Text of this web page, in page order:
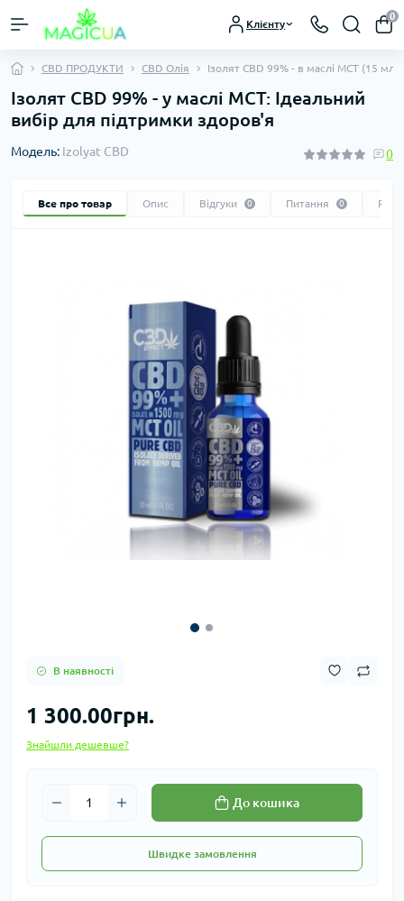
Клієнту
0
CBD ПРОДУКТИ CBD Олія Ізолят CBD 99% - в маслі МСТ (15 мл
Ізолят CBD 99% - у маслі МСТ: Ідеальний
вибір для підтримки здоров'я
Модель: Izolyat CBD 0
Все про товар Опис Відгуки 0 Питання 0
В наявності
1 300.00грн.
Знайшли дешевше?
До кошика
Швидке замовлення